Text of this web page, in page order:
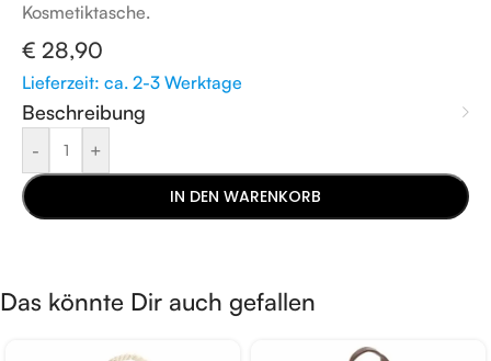
Kosmetiktasche.
€ 28,90
Lieferzeit: ca. 2-3 Werktage
Beschreibung
- +
IN DEN WARENKORB
Das könnte Dir auch gefallen